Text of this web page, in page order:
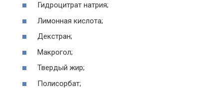
Гидроцитрат натрия;
Лимонная кислота;
Декстран;
Макрогол;
Твердый жир;
Полисорбат;